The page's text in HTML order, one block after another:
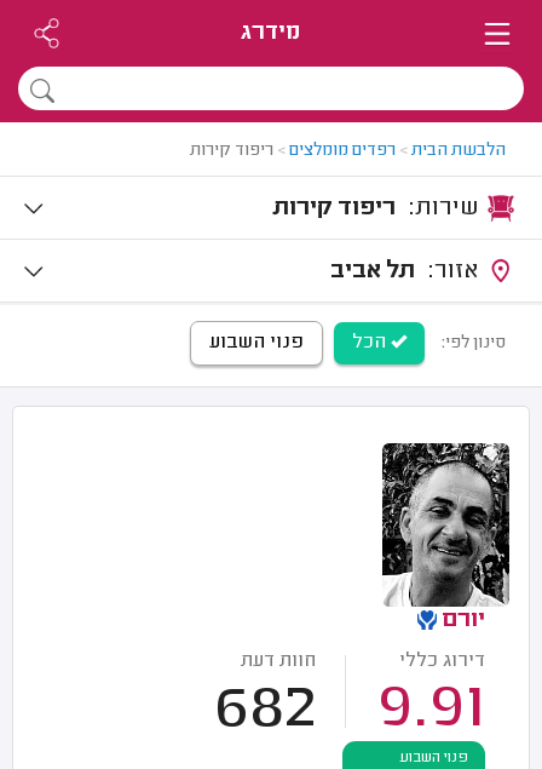
מידרג
הלבשת הבית> רפדים מומלצים> ריפוד קירות
ריפוד קירות
תל אביב
סינון לפי: הכל פנוי השבוע
יורם
דירוג כללי
9.91
חוות דעת
682
פנוי השבוע